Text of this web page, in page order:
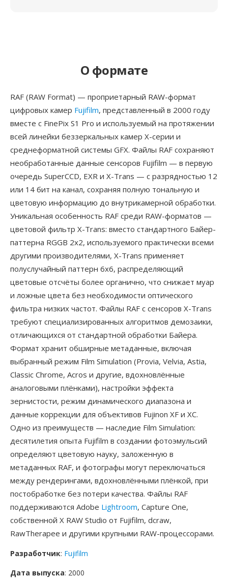
О формате
RAF (RAW Format) — проприетарный RAW-формат
цифровых камер Fujifilm, представленный в 2000 году
вместе с FinePix S1 Pro и используемый на протяжении
всей линейки беззеркальных камер X-серии и
среднеформатной системы GFX. Файлы RAF сохраняют
необработанные данные сенсоров Fujifilm — в первую
очередь SuperCCD, EXR и X-Trans — с разрядностью 12
или 14 бит на канал, сохраняя полную тональную и
цветовую информацию до внутрикамерной обработки.
Уникальная особенность RAF среди RAW-форматов —
цветовой фильтр X-Trans: вместо стандартного Байер-
паттерна RGGB 2x2, используемого практически всеми
другими производителями, X-Trans применяет
полуслучайный паттерн 6x6, распределяющий
цветовые отсчёты более органично, что снижает муар
и ложные цвета без необходимости оптического
фильтра низких частот. Файлы RAF с сенсоров X-Trans
требуют специализированных алгоритмов демозаики,
отличающихся от стандартной обработки Байера.
Формат хранит обширные метаданные, включая
выбранный режим Film Simulation (Provia, Velvia, Astia,
Classic Chrome, Acros и другие, вдохновлённые
аналоговыми плёнками), настройки эффекта
зернистости, режим динамического диапазона и
данные коррекции для объективов Fujinon XF и XC.
Одно из преимуществ — наследие Film Simulation:
десятилетия опыта Fujifilm в создании фотоэмульсий
определяют цветовую науку, заложенную в
метаданных RAF, и фотографы могут переключаться
между рендерингами, вдохновлёнными плёнкой, при
постобработке без потери качества. Файлы RAF
поддерживаются Adobe Lightroom, Capture One,
собственной X RAW Studio от Fujifilm, dcraw,
RawTherapee и другими крупными RAW-процессорами.
Разработчик: Fujifilm
Дата выпуска: 2000